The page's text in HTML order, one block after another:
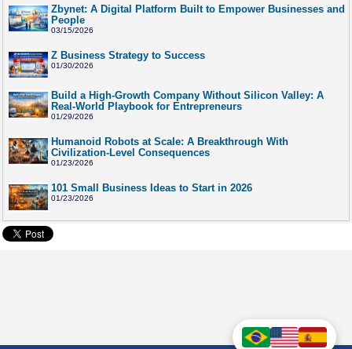
Zbynet: A Digital Platform Built to Empower Businesses and
People
03/15/2026
Z Business Strategy to Success
01/30/2026
Build a High-Growth Company Without Silicon Valley: A
Real-World Playbook for Entrepreneurs
01/29/2026
Humanoid Robots at Scale: A Breakthrough With
Civilization-Level Consequences
01/23/2026
101 Small Business Ideas to Start in 2026
01/23/2026